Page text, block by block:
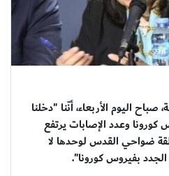
اليوم الأربعاء، أنّنا "دخلنا
كورونا وعدد الإصابات يرتفع
ضواحي القدس لوحدها لا
بفيروس كورونا".